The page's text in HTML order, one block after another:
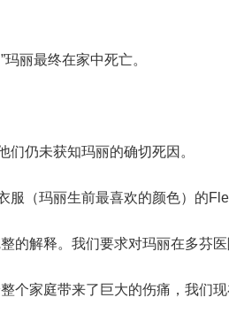
丽最终在家中死亡。
们仍未获知玛丽的确切死因。
服（玛丽生前最喜欢的颜色）的
的解释。我们要求对玛丽在多芬
个家庭带来了巨大的伤痛，我们